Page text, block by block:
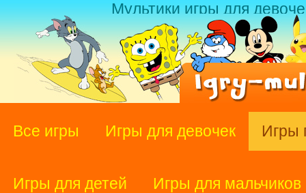
Мультики игры для
Все игры Игры для девочек Игры
Игры для детей Игры для мальчиков